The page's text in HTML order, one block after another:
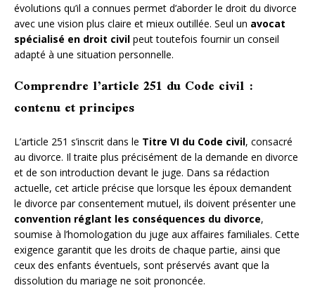
évolutions qu’il a connues permet d’aborder le droit du divorce
avec une vision plus claire et mieux outillée. Seul un avocat
spécialisé en droit civil peut toutefois fournir un conseil
adapté à une situation personnelle.
Comprendre l’article 251 du Code civil :
contenu et principes
L’article 251 s’inscrit dans le Titre VI du Code civil, consacré
au divorce. Il traite plus précisément de la demande en divorce
et de son introduction devant le juge. Dans sa rédaction
actuelle, cet article précise que lorsque les époux demandent
le divorce par consentement mutuel, ils doivent présenter une
convention réglant les conséquences du divorce,
soumise à l’homologation du juge aux affaires familiales. Cette
exigence garantit que les droits de chaque partie, ainsi que
ceux des enfants éventuels, sont préservés avant que la
dissolution du mariage ne soit prononcée.